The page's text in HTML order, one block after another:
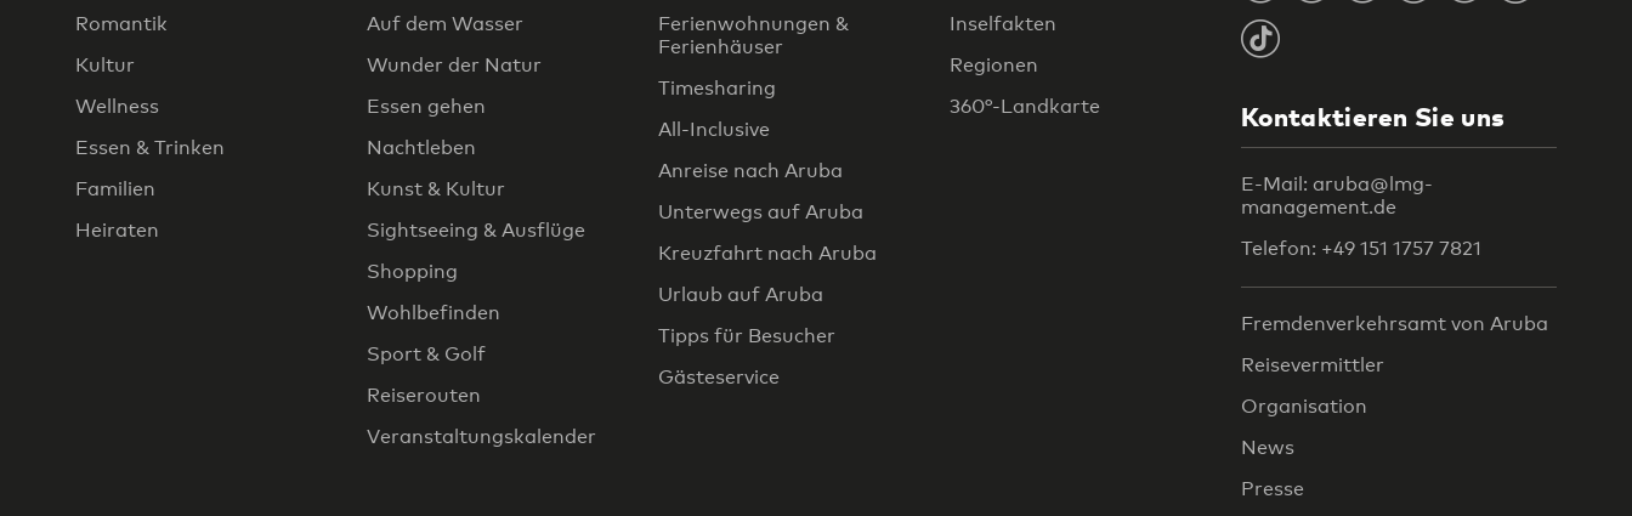
Romantik
Kultur
Wellness
Essen & Trinken
Familien
Heiraten
Auf dem Wasser
Wunder der Natur
Essen gehen
Nachtleben
Kunst & Kultur
Sightseeing & Ausflüge
Shopping
Wohlbefinden
Sport & Golf
Reiserouten
Veranstaltungskalender
Ferienwohnungen &
Ferienhäuser
Timesharing
All-Inclusive
Anreise nach Aruba
Unterwegs auf Aruba
Kreuzfahrt nach Aruba
Urlaub auf Aruba
Tipps für Besucher
Gästeservice
Inselfakten
Regionen
360°-Landkarte
Kontaktieren Sie uns
E-Mail: aruba@lmg-
management.de
Telefon: +49 151 1757 7821
Fremdenverkehrsamt von Aruba
Reisevermittler
Organisation
News
Presse